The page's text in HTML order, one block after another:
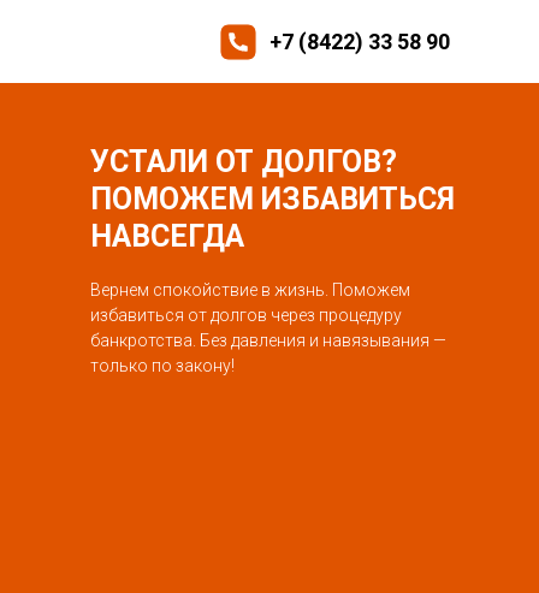
+7 (8422) 33 58 90
УСТАЛИ ОТ ДОЛГОВ?
ПОМОЖЕМ ИЗБАВИТЬСЯ
НАВСЕГДА
Вернем спокойствие в жизнь. Поможем
избавиться от долгов через процедуру
банкротства. Без давления и навязывания —
только по закону!